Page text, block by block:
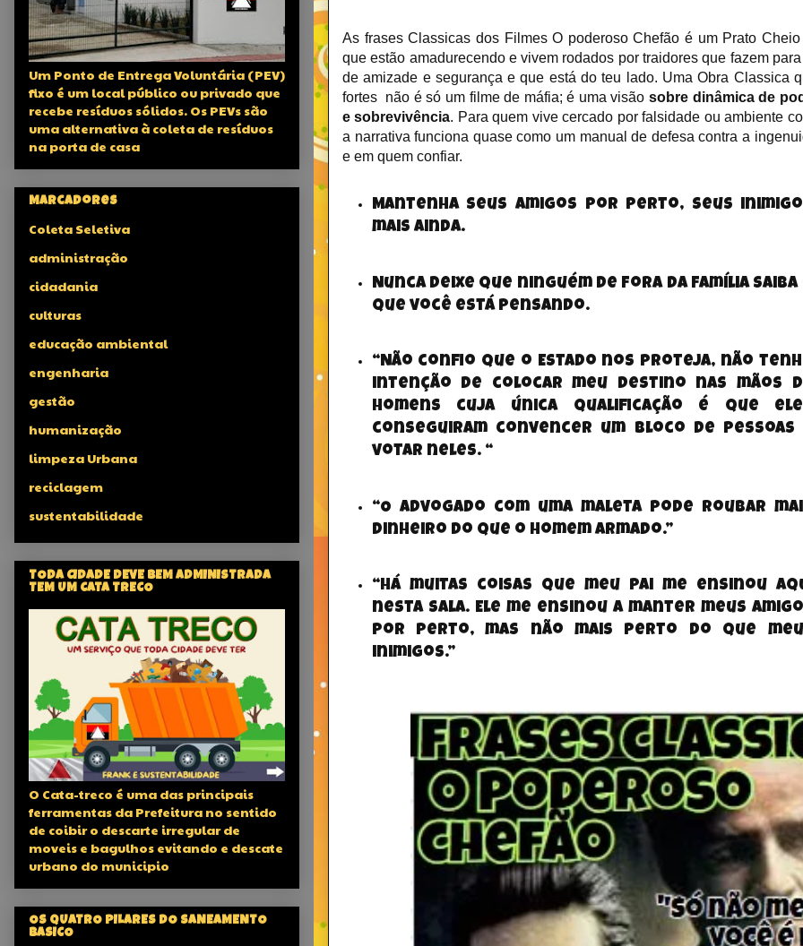
As frases Classicas dos Filmes O poderoso Chefão é um Prato
que estão amadurecendo e vivem rodados por traidores que fazem
de amizade e segurança e que está do teu lado. Uma Obra Classica
fortes não é só um filme de máfia; é uma visão sobre dinâmica de
e sobrevivência. Para quem vive cercado por falsidade ou ambiente
a narrativa funciona quase como um manual de defesa contra a
e em quem confiar.
Mantenha seus amigos por perto, seus
mais ainda.
Nunca deixe que ninguém de fora da família saiba
que você está pensando.
“Não confio que o Estado nos proteja, não
intenção de colocar meu destino nas mãos
homens cuja única qualificação é que
conseguiram convencer um bloco de pessoas
votar neles. “
“O advogado com uma maleta pode roubar
dinheiro do que o homem armado.”
“Há muitas coisas que meu pai me ensinou
nesta sala. Ele me ensinou a manter meus
por perto, mas não mais perto do que
inimigos.”
Um Ponto de Entrega Voluntária (PEV)
fixo é um local público ou privado que
recebe resíduos sólidos. Os PEVs são
uma alternativa à coleta de resíduos
na porta de casa
Marcadores
Coleta Seletiva
administração
cidadania
culturas
educação ambiental
engenharia
gestão
humanização
limpeza Urbana
reciclagem
sustentabilidade
TODA CIDADE DEVE BEM ADMINISTRADA
TEM UM CATA TRECO
O Cata-treco é uma das principais
ferramentas da Prefeitura no sentido
de coibir o descarte irregular de
moveis e bagulhos evitando e descate
urbano do municipio
OS QUATRO PILARES DO SANEAMENTO
BASICO